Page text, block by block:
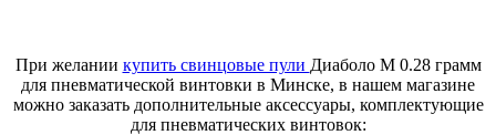
При желании купить свинцовые пули Диаболо М 0.28 грамм
для пневматической винтовки в Минске, в нашем магазине
можно заказать дополнительные аксессуары, комплектующие
для пневматических винтовок: